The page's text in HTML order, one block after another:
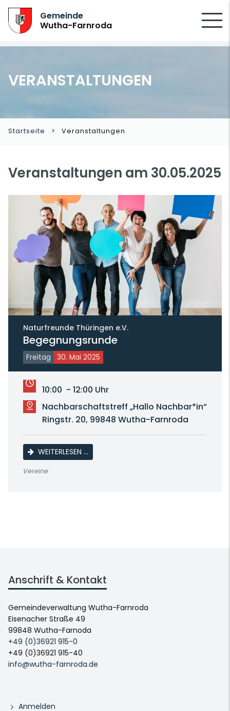
Gemeinde
Wutha-Farnroda
VERANSTALTUNGEN
Startseite Veranstaltungen
Veranstaltungen am 30.05.2025
Naturfreunde Thüringen e.V.
Begegnungsrunde
Freitag 30. Mai 2025
10:00 - 12:00 Uhr
Nachbarschaftstreff „Hallo Nachbar*in“
Ringstr. 20, 99848 Wutha-Farnroda
WEITERLESEN …BEGEGNUNGSRUNDE
Vereine
Anschrift & Kontakt
Gemeindeverwaltung Wutha-Farnroda
Eisenacher Straße 49
99848 Wutha-Farnoda
+49 (0)36921 915-0
+49 (0)36921 915-40
info@wutha-farnroda.de
Anmelden